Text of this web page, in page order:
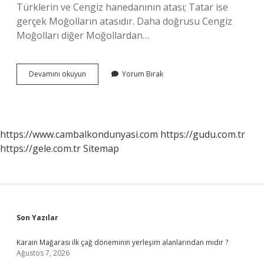
Türklerin ve Cengiz hanedanının atası; Tatar ise
gerçek Moğolların atasıdır. Daha doğrusu Cengiz
Moğolları diğer Moğollardan…
Devamını okuyun Moğolların
Atasi
Yorum Bırak
https://www.cambalkondunyasi.com https://gudu.com.tr
https://gele.com.trSitemap
Sidebar
Son Yazılar
Karain Mağarası ilk çağ döneminin yerleşim alanlarından mıdır ?
Ağustos 7, 2026